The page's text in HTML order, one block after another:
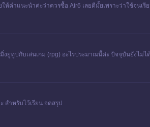
คำแนะนำค่ะว่าควรซื้อ Air6 เลยดีมั้ยเพราะว่าใช้จนเ
ทูปกับเล่นเกม (rpg) อะไรประมาณนี้ค่ะ ปัจจุบันยังไม่ไ
ำหรับไว้เรียน จดสรุป